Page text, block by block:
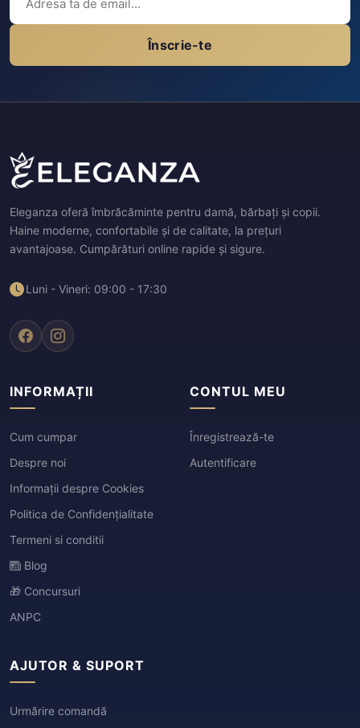
Înscrie-te
Eleganza oferă îmbrăcăminte pentru damă, bărbați și copii.
Haine moderne, confortabile și de calitate, la prețuri
avantajoase. Cumpărături online rapide și sigure.
Luni - Vineri: 09:00 - 17:30
INFORMAȚII
Cum cumpar
Despre noi
Informații despre Cookies
Politica de Confidențialitate
Termeni si conditii
Blog
🎁 Concursuri
ANPC
CONTUL MEU
Înregistrează-te
Autentificare
AJUTOR & SUPORT
Urmărire comandă